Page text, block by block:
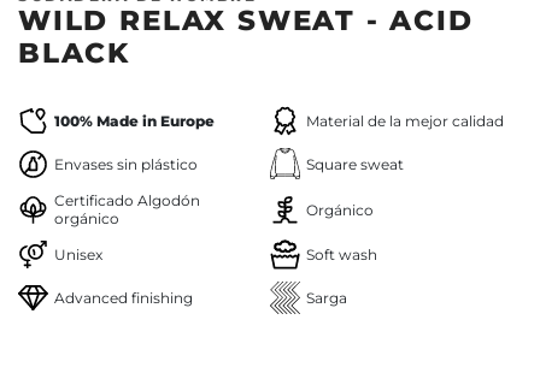
WILD RELAX SWEAT - ACID
BLACK
100% Made in Europe Material de la mejor calidad
Envases sin plástico Square sweat
Certificado Algodón
orgánico
Orgánico
Unisex Soft wash
Advanced finishing Sarga